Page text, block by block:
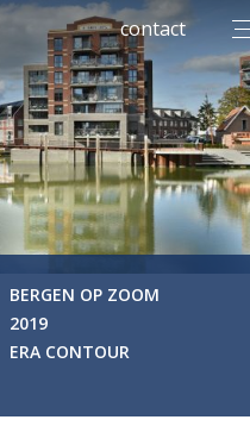
contact
BERGEN OP ZOOM
2019
ERA CONTOUR